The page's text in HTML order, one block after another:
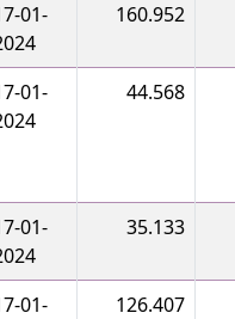
01-
160.952
01-
44.568
01-
35.133
01-
126.407